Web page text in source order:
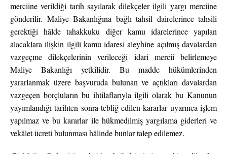
merciine verildiği tarih sayılarak dilekçeler ilgili yargı merciine
gönderilir. Maliye Bakanlığına bağlı tahsil dairelerince tahsili
gerektiği hâlde tahakkuku diğer kamu idarelerince yapılan
alacaklara ilişkin ilgili kamu idaresi aleyhine açılmış davalardan
vazgeçme dilekçelerinin verileceği idari mercii belirlemeye
Maliye Bakanlığı yetkilidir. Bu madde hükümlerinden
yararlanmak üzere başvuruda bulunan ve açtıkları davalardan
vazgeçen borçluların bu ihtilaflarıyla ilgili olarak bu Kanunun
yayımlandığı tarihten sonra tebliğ edilen kararlar uyarınca işlem
yapılmaz ve bu kararlar ile hükmedilmiş yargılama giderleri ve
vekâlet ücreti bulunması hâlinde bunlar talep edilemez.